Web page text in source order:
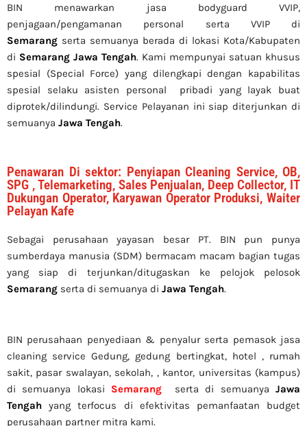
BIN menawarkan jasa bodyguard VVIP,
penjagaan/pengamanan personal serta VVIP di
Semarang serta semuanya berada di lokasi Kota/Kabupaten
di Semarang Jawa Tengah. Kami mempunyai satuan khusus
spesial (Special Force) yang dilengkapi dengan kapabilitas
spesial selaku asisten personal pribadi yang layak buat
diprotek/dilindungi. Service Pelayanan ini siap diterjunkan di
semuanya Jawa Tengah.
Penawaran Di sektor: Penyiapan Cleaning Service, OB,
SPG , Telemarketing, Sales Penjualan, Deep Collector, IT
Dukungan Operator, Karyawan Operator Produksi, Waiter
Pelayan Kafe
Sebagai perusahaan yayasan besar PT. BIN pun punya
sumberdaya manusia (SDM) bermacam macam bagian tugas
yang siap di terjunkan/ditugaskan ke pelojok pelosok
Semarang serta di semuanya di Jawa Tengah.
BIN perusahaan penyediaan & penyalur serta pemasok jasa
cleaning service Gedung, gedung bertingkat, hotel , rumah
sakit, pasar swalayan, sekolah, , kantor, universitas (kampus)
di semuanya lokasi Semarang serta di semuanya Jawa
Tengah yang terfocus di efektivitas pemanfaatan budget
perusahaan partner mitra kami.